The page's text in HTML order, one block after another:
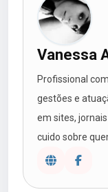
Vanessa
Profissional
gestões e
em sites,
cuido sobre